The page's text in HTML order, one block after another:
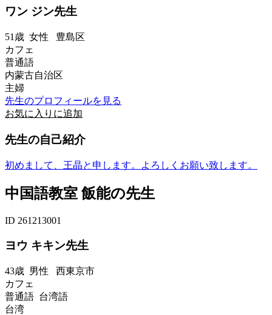
ワン ジン先生
51歳 女性 豊島区
カフェ
普通語
内蒙古自治区
主婦
先生のプロフィールを見る
お気に入りに追加
先生の自己紹介
初めまして、王晶と申します。よろしくお願い致します。
中国語教室 飯能の先生
ID 261213001
ヨウ キキン先生
43歳 男性 西東京市
カフェ
普通語 台湾語
台湾